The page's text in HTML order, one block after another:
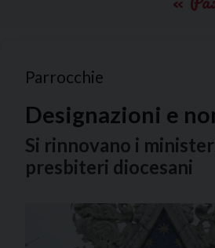
Parrocchie
Designazioni e
Si rinnovano i
presbiteri diocesani